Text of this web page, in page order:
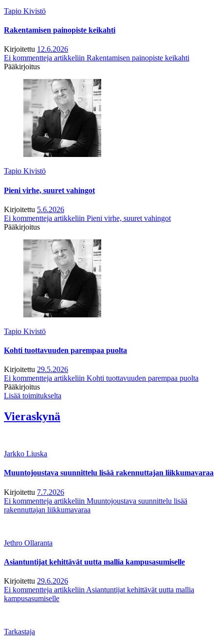
Tapio Kivistö
Rakentamisen painopiste keikahti
Kirjoitettu 12.6.2026
Ei kommentteja artikkeliin Rakentamisen painopiste keikahti
Pääkirjoitus
Tapio Kivistö
Pieni virhe, suuret vahingot
Kirjoitettu 5.6.2026
Ei kommentteja artikkeliin Pieni virhe, suuret vahingot
Pääkirjoitus
Tapio Kivistö
Kohti tuottavuuden parempaa puolta
Kirjoitettu 29.5.2026
Ei kommentteja artikkeliin Kohti tuottavuuden parempaa puolta
Pääkirjoitus
Lisää toimitukselta
Vieraskynä
Jarkko Liuska
Muuntojoustava suunnittelu lisää rakennuttajan liikkumavaraa
Kirjoitettu 7.7.2026
Ei kommentteja artikkeliin Muuntojoustava suunnittelu lisää
rakennuttajan liikkumavaraa
Jethro Ollaranta
Asiantuntijat kehittävät uutta mallia kampusasumiselle
Kirjoitettu 29.6.2026
Ei kommentteja artikkeliin Asiantuntijat kehittävät uutta mallia
kampusasumiselle
Tarkastaja